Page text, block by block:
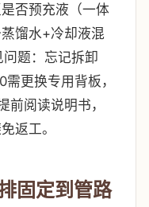
否预充液（一体
馏水+冷却液混
题：忘记拆卸
更换专用背板，
阅读说明书，
返工。
固定到管路